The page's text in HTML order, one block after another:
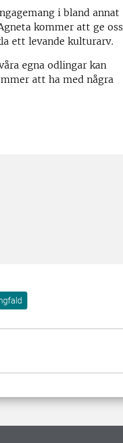
i bland annat
kommer att ge oss
ett levande kulturarv.
egna odlingar kan
att ha med några